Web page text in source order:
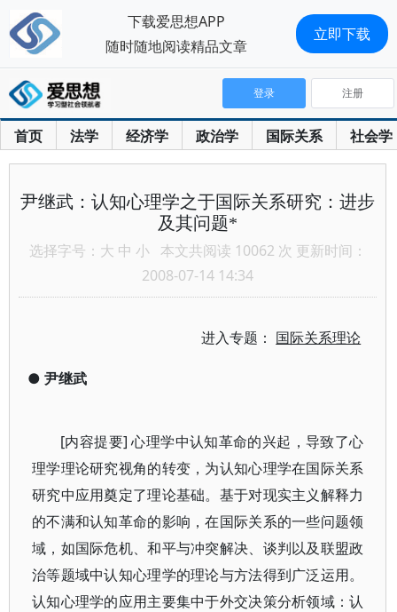
首页 法学 经济学 政治学 国际关系 社会学
登录 注册
尹继武：认知心理学之于国际关系研究：进步
及其问题*
选择字号： 大 中 小 本文共阅读 10062 次 更新时间：
2008-07-14 14:34
进入专题： 国际关系理论
● 尹继武
[内容提要] 心理学中认知革命的兴起，导致了心
理学理论研究视角的转变，为认知心理学在国际关系
研究中应用奠定了理论基础。基于对现实主义解释力
的不满和认知革命的影响，在国际关系的一些问题领
域，如国际危机、和平与冲突解决、谈判以及联盟政
治等题域中认知心理学的理论与方法得到广泛运用。
认知心理学的应用主要集中于外交决策分析领域：认
下载爱思想APP
随时随地阅读精品文章
立即下载